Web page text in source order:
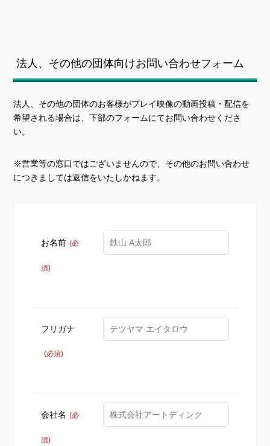
法人、その他の団体向けお問い合わせフォーム
法人、その他の団体のお客様がプレイ映像の動画投稿・配信を
希望される場合は、下部のフォームにてお問い合わせくださ
い。
※営業等の窓口ではございませんので、その他のお問い合わせ
につきましては返信をいたしかねます。
お名前 (必
須)
フリガナ
(必須)
会社名 (必
須)